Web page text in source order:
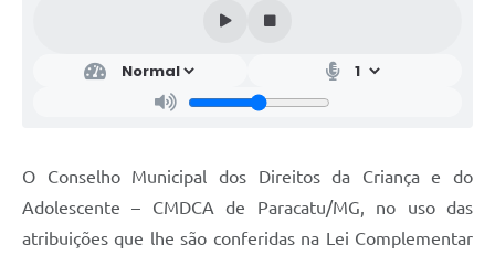
O Conselho Municipal dos Direitos da Criança e do
Adolescente – CMDCA de Paracatu/MG, no uso das
atribuições que lhe são conferidas na Lei Complementar